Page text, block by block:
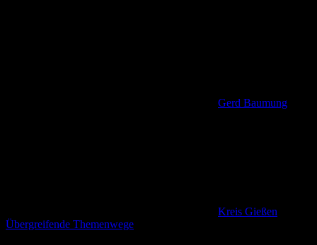
Gerd Baumung
Kreis Gießen
Übergreifende Themenwege